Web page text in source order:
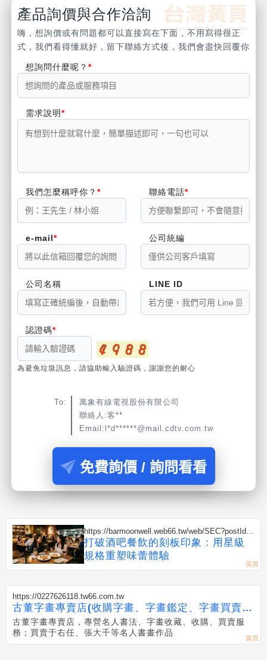
產品詢價與合作洽詢
嗨，想詢價或有問題都可以直接寫在下面，不用寫得很正
式，我們看得懂就好，留下聯絡方式後，我們會盡快回覆你
想詢問什麼呢？
需求說明
我們怎麼稱呼你？ 聯絡電話
e-mail 公司統編
公司名稱 LINE ID
認證碼
為避免垃圾訊息，請協助輸入驗證碼，謝謝您的耐心
To:
萬象有線電視股份有限公司
聯絡人:客**
Email:l*d******@mail.cdtv.com.tw
免費詢價 / 詢問看看
https://barmoonwell.web66.tw/web/SEC?postId=
1354702
打破酒吧餐飲的刻板印象：用星級
規格重塑味蕾體驗
https://0227626118.tw66.com.tw
古董字畫專賣店(收購字畫、字畫鑑定、字畫買賣、
于右任,張大千字畫買賣免費估價
古董字畫專賣店，專營名人書法、字畫收藏、收購、買賣服
務；買賣于右任、張大千等名人書畫作品